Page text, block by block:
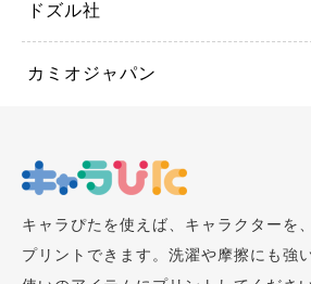
ドズル社
カミオジャパン
キャラぴたを使えば、キャラクターを
プリントできます。洗濯や摩擦にも強